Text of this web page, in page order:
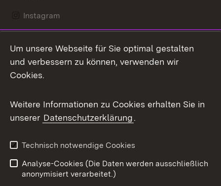
Instagram
Mastodon
Messenger
Social Wall
X / Twitter
Youtube
Um unsere Webseite für Sie optimal gestalten
und verbessern zu können, verwenden wir
Cookies.
Weitere Informationen zu Cookies erhalten Sie in
unserer Datenschutzerklärung.
Technisch notwendige Cookies
Analyse-Cookies (Die Daten werden ausschließlich
anonymisiert verarbeitet.)